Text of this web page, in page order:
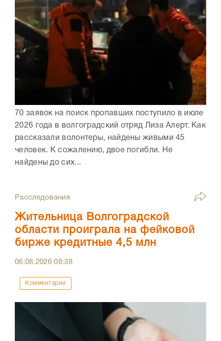
70 заявок на поиск пропавших поступило в июле
2026 года в волгоградский отряд Лиза Алерт. Как
рассказали волонтеры, найдены живыми 45
человек. К сожалению, двое погибли. Не
найдены до сих...
Расследования
Жительница Волгоградской
области проиграла на фейковой
бирже кредитные 4,5 млн
06.08.202608:38
Комментарии